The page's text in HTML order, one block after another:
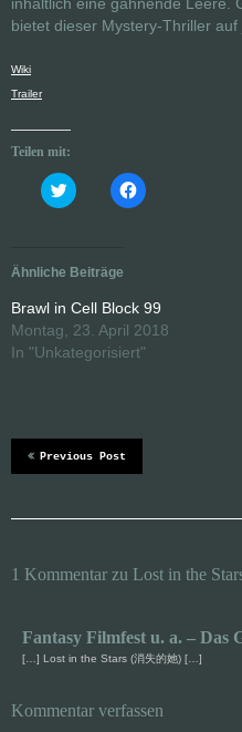
bietet dieser Mystery-Thriller auf
Wiki
Trailer
Teilen mit:
K
l
u
m
b
e
T
w
z
u
t
e
e
i
r
n
e
u
F
e
K
l
u
f
F
a
c
z
e
e
r
n
e
u
F
e
Ähnliche Beiträge
Brawl in Cell Block 99
Montag, 23. April 2018
In "Unkategorisiert"
Previous Post
1 Kommentar zu Lost in the
Fantasy Filmfest u. a. – Das
[…] Lost in the Stars (消失的她) […]
Kommentar verfassen